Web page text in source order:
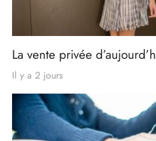
La vente privée
Il y a 2 jours